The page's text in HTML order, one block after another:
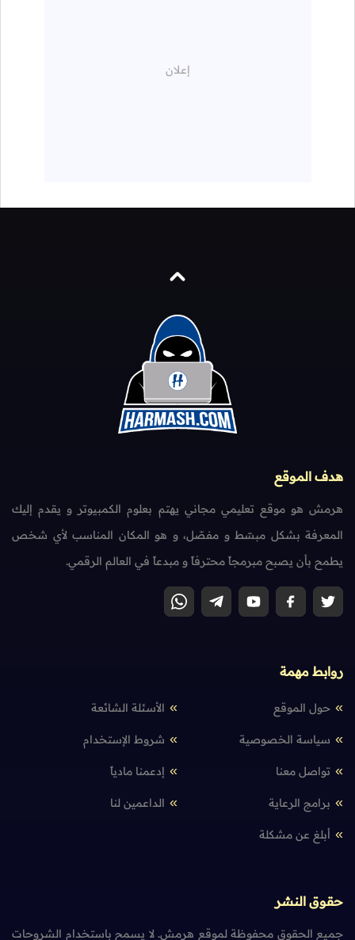
هدف الموقع
هرمش هو موقع تعليمي مجاني يهتم بعلوم الكمبيوتر و يقدم إليك
المعرفة بشكل مبسّط و مفصّل، و هو المكان المناسب لأي شخص
يطمح بأن يصبح مبرمجاً محترفاً و مبدعاً في العالم الرقمي.
روابط مهمة
حول الموقع الأسئلة الشائعة
سياسة الخصوصية شروط الإستخدام
تواصل معنا إدعمنا مادياً
برامج الرعاية الداعمين لنا
أبلغ عن مشكلة
حقوق النشر
جميع الحقوق محفوظة لموقع هرمش. لا يسمح باستخدام الشروحات